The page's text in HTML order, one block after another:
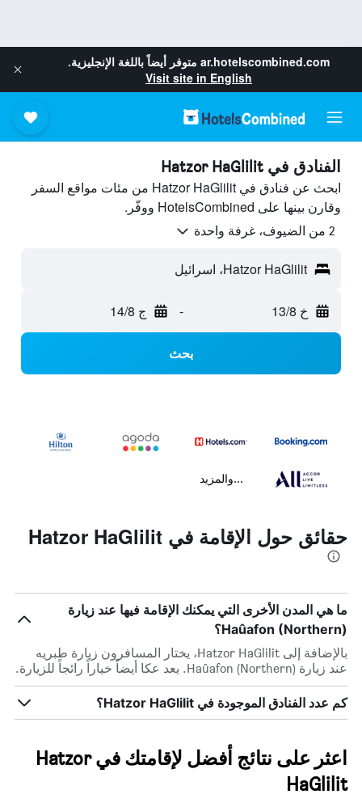
ar.hotelscombined.com متوفر أيضاً باللغة الإنجليزية.
Visit site in English
الفنادق في Hatzor HaGlilit
ابحث عن فنادق في Hatzor HaGlilit من مئات مواقع السفر
وقارن بينها على HotelsCombined ووفّر.
2 من الضيوف، غرفة واحدة
Hatzor HaGlilit، اسرائيل
خ 13/8 - ج 14/8
بحث
...والمزيد
حقائق حول الإقامة في Hatzor HaGlilit
ما هي المدن الأخرى التي يمكنك الإقامة فيها عند زيارة
Haûafon (Northern)؟
بالإضافة إلى Hatzor HaGlilit، يختار المسافرون زيارة طبريه
عند زيارة Haûafon (Northern). يعد عكا أيضاً خياراً رائجاً للزيارة.
كم عدد الفنادق الموجودة في Hatzor HaGlilit؟
اعثر على نتائج أفضل لإقامتك في Hatzor
HaGlilit